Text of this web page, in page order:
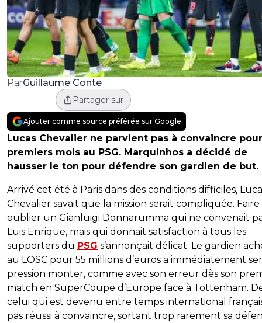
ParGuillaume Conte
Partager sur
Ajouter comme source préférée sur Google
Lucas Chevalier ne parvient pas à convaincre
premiers mois au PSG. Marquinhos a décidé de
hausser le ton pour défendre son gardien de but.
Arrivé cet été à Paris dans des conditions difficiles,
Chevalier savait que la mission serait compliquée. Faire
oublier un Gianluigi Donnarumma qui ne convenait
Luis Enrique, mais qui donnait satisfaction à tous les
supporters du PSG s’annonçait délicat. Le gardien
au LOSC pour 55 millions d’euros a immédiatement
pression monter, comme avec son erreur dès son
match en SuperCoupe d’Europe face à Tottenham.
celui qui est devenu entre temps international français
pas réussi à convaincre, sortant trop rarement sa